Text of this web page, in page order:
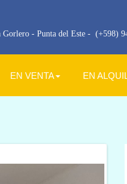
- Punta del Este - (+598)
EN VENTA EN